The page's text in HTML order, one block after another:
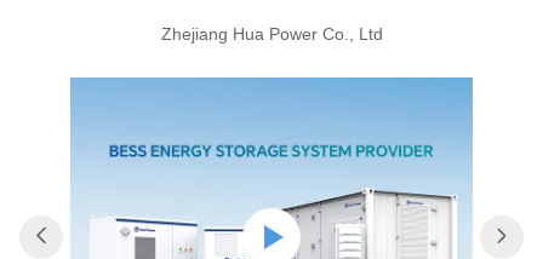
Zhejiang Hua Power Co., Ltd